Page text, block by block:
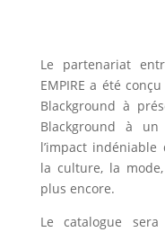
Le partenariat
EMPIRE a été
Blackground à
Blackground à
l’impact indéniable
la culture, la
plus encore.
Le catalogue